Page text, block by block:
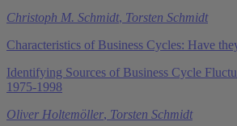
Christoph M. Schmidt, Torsten Schmidt
Characteristics of Business Cycles: Have
Identifying Sources of Business Cycle
1975-1998
Oliver Holtemöller, Torsten Schmidt